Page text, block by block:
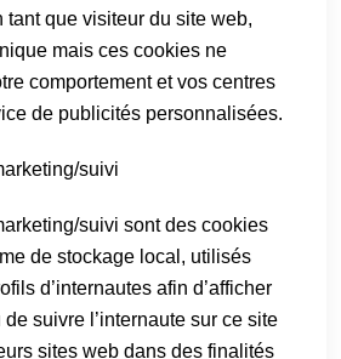
tant que visiteur du site web,
mais ces cookies ne
comportement et vos centres
de publicités personnalisées.
suivi
suivi sont des cookies
de stockage local, utilisés
d’internautes afin d’afficher
suivre l’internaute sur ce site
sites web dans des finalités